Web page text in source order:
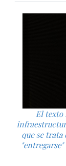
El texto
que se trata